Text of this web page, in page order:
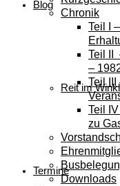
Blog
Reit im
Termine
Chronik
Teil I
Teil II
–
Teil III
Teil
zu
Downloads